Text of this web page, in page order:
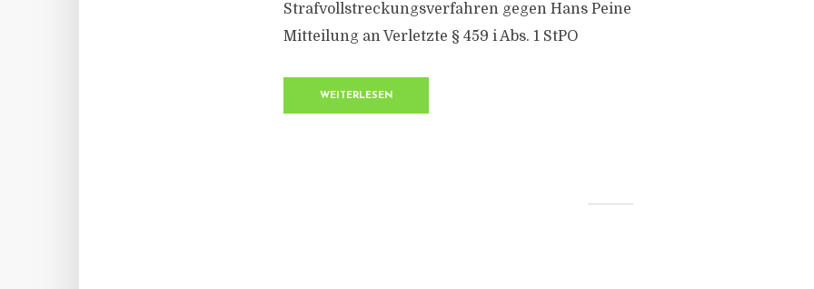
Strafvollstreckungsverfahren gegen Hans Peine
Mitteilung an Verletzte § 459 i Abs. 1 StPO
WEITERLESEN